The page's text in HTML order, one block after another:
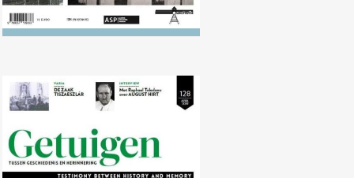
Nr. 128 (04/2019) De herinnering
aan de genocide op de Tutsi, 25